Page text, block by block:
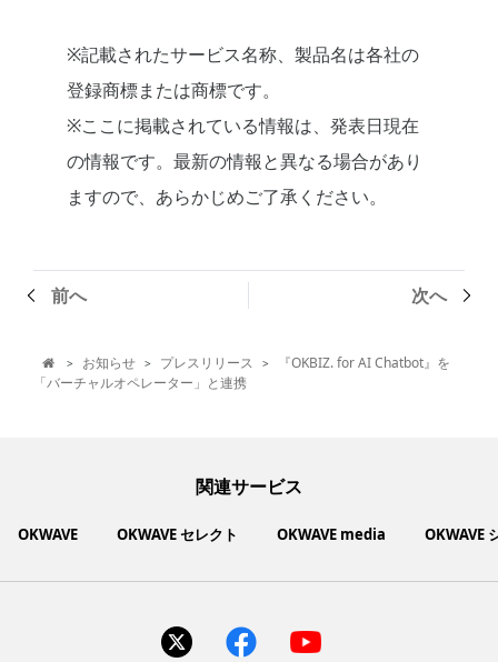
※記載されたサービス名称、製品名は各社の
登録商標または商標です。
※ここに掲載されている情報は、発表日現在
の情報です。最新の情報と異なる場合があり
ますので、あらかじめご了承ください。
前へ 次へ
 > お知らせ > プレスリリース >
『OKBIZ. for AI Chatbot』を
「バーチャルオペレーター」と連携
関連サービス
OKWAVE OKWAVE セレクト OKWAVE media OKWAVE
ト
い物サイト
ス